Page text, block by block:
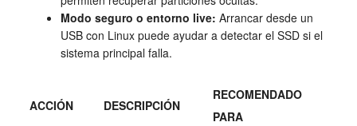
Modo seguro o entorno live: Arrancar desde un
USB con Linux puede ayudar a detectar el SSD si el
sistema principal falla.
ACCIÓN DESCRIPCIÓN
RECOMENDADO
PARA